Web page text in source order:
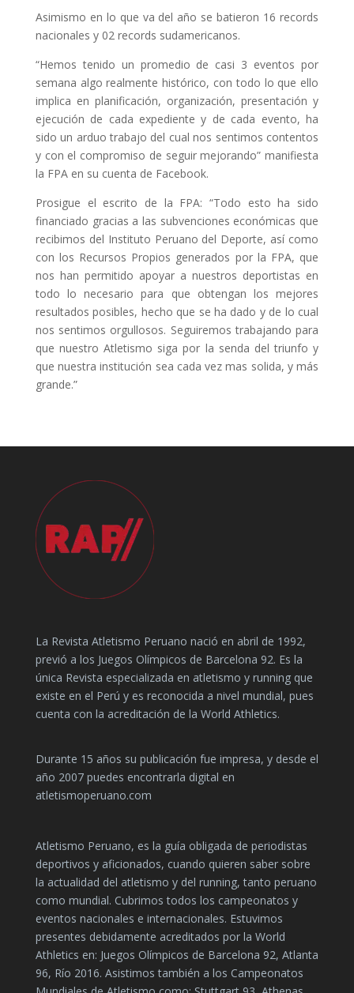
Asimismo en lo que va del año se batieron 16 records
nacionales y 02 records sudamericanos.
“Hemos tenido un promedio de casi 3 eventos por
semana algo realmente histórico, con todo lo que ello
implica en planificación, organización, presentación y
ejecución de cada expediente y de cada evento, ha
sido un arduo trabajo del cual nos sentimos contentos
y con el compromiso de seguir mejorando” manifiesta
la FPA en su cuenta de Facebook.
Prosigue el escrito de la FPA: “Todo esto ha sido
financiado gracias a las subvenciones económicas que
recibimos del Instituto Peruano del Deporte, así como
con los Recursos Propios generados por la FPA, que
nos han permitido apoyar a nuestros deportistas en
todo lo necesario para que obtengan los mejores
resultados posibles, hecho que se ha dado y de lo cual
nos sentimos orgullosos. Seguiremos trabajando para
que nuestro Atletismo siga por la senda del triunfo y
que nuestra institución sea cada vez mas solida, y más
grande.”
La Revista Atletismo Peruano nació en abril de 1992,
previó a los Juegos Olímpicos de Barcelona 92. Es la
única Revista especializada en atletismo y running que
existe en el Perú y es reconocida a nivel mundial, pues
cuenta con la acreditación de la World Athletics.
Durante 15 años su publicación fue impresa, y desde el
año 2007 puedes encontrarla digital en
atletismoperuano.com
Atletismo Peruano, es la guía obligada de periodistas
deportivos y aficionados, cuando quieren saber sobre
la actualidad del atletismo y del running, tanto peruano
como mundial. Cubrimos todos los campeonatos y
eventos nacionales e internacionales. Estuvimos
presentes debidamente acreditados por la World
Athletics en: Juegos Olímpicos de Barcelona 92, Atlanta
96, Río 2016. Asistimos también a los Campeonatos